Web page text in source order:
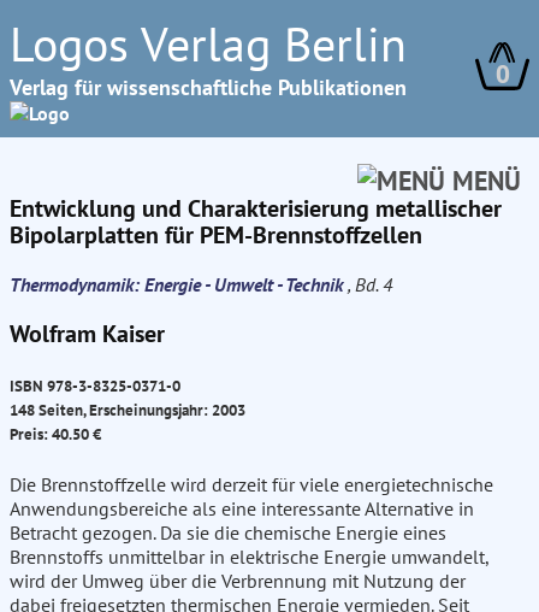
Logos Verlag Berlin
Verlag für wissenschaftliche Publikationen 0
MENÜ
Entwicklung und Charakterisierung metallischer
Bipolarplatten für PEM-Brennstoffzellen
Thermodynamik: Energie - Umwelt - Technik, Bd. 4
Wolfram Kaiser
ISBN 978-3-8325-0371-0
148 Seiten, Erscheinungsjahr: 2003
Preis: 40.50 €
Die Brennstoffzelle wird derzeit für viele energietechnische
Anwendungsbereiche als eine interessante Alternative in
Betracht gezogen. Da sie die chemische Energie eines
Brennstoffs unmittelbar in elektrische Energie umwandelt,
wird der Umweg über die Verbrennung mit Nutzung der
dabei freigesetzten thermischen Energie vermieden. Seit